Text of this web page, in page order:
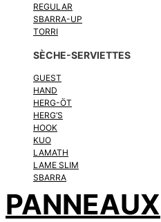
REGULAR
SBARRA-UP
TORRI
SÈCHE-SERVIETTES
GUEST
HAND
HERG-ÖT
HERG’S
HOOK
KUO
LAMATH
LAME SLIM
SBARRA
PANNEAUX